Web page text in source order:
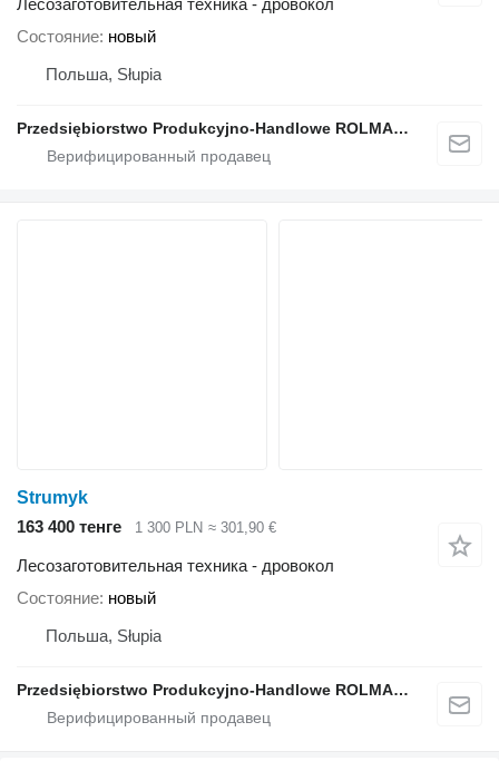
Лесозаготовительная техника - дровокол
Состояние новый
Польша, Słupia
Przedsiębiorstwo Produkcyjno-Handlowe ROLMAPOL Marcin Dziekan
Strumyk
163 400 тенге
1 300 PLN ≈ 301,90 €
Лесозаготовительная техника - дровокол
Состояние новый
Польша, Słupia
Przedsiębiorstwo Produkcyjno-Handlowe ROLMAPOL Marcin Dziekan